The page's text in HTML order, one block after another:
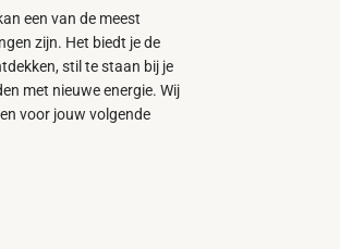
een van de meest
zijn. Het biedt je de
stil te staan bij je
met nieuwe energie. Wij
voor jouw volgende